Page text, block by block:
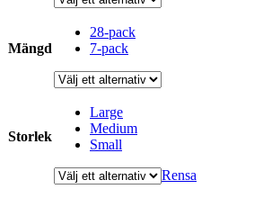
Mängd
28-pack
7-pack
Storlek
Large
Medium
Small
Rensa